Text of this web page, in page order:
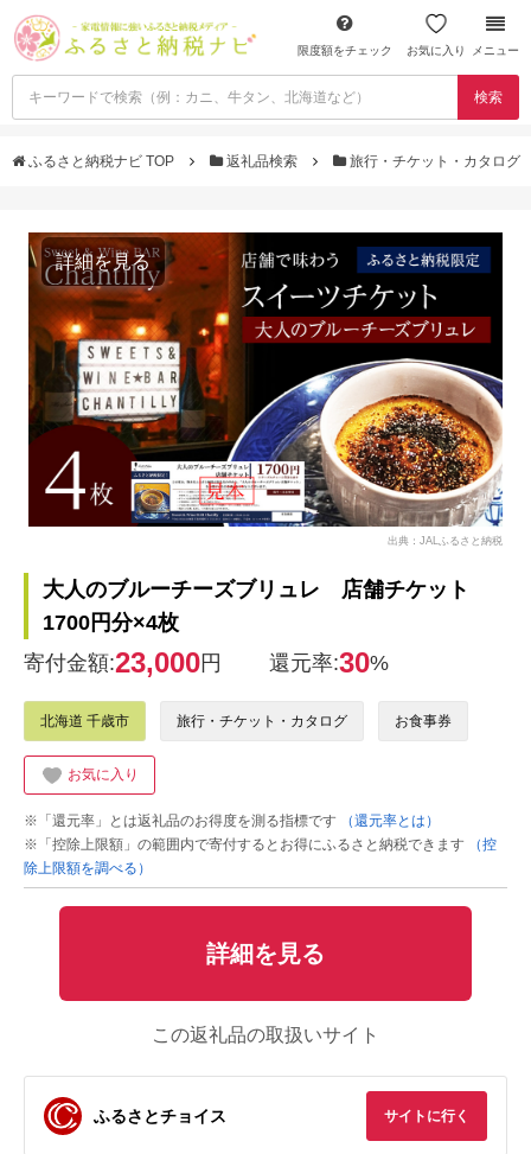
限度額をチェック お気に入り メニュー
検索
ふるさと納税ナビ TOP 返礼品検索 旅行・チケット・カタログ
詳細を見る
出典：JALふるさと納税
大人のブルーチーズブリュレ 店舗チケット
1700円分×4枚
寄付金額:23,000円 還元率:30%
北海道 千歳市 旅行・チケット・カタログ お食事券
お気に入り
※「還元率」とは返礼品のお得度を測る指標です
（還元率とは）
※「控除上限額」の範囲内で寄付するとお得にふるさと納税できます
（控
除上限額を調べる）
詳細を見る
この返礼品の取扱いサイト
ふるさとチョイス サイトに行く